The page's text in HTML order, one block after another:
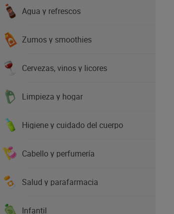
Agua y refrescos
Zumos y smoothies
Cervezas, vinos y licores
Limpieza y hogar
Higiene y cuidado del cuerpo
Cabello y perfumería
Salud y parafarmacia
Infantil